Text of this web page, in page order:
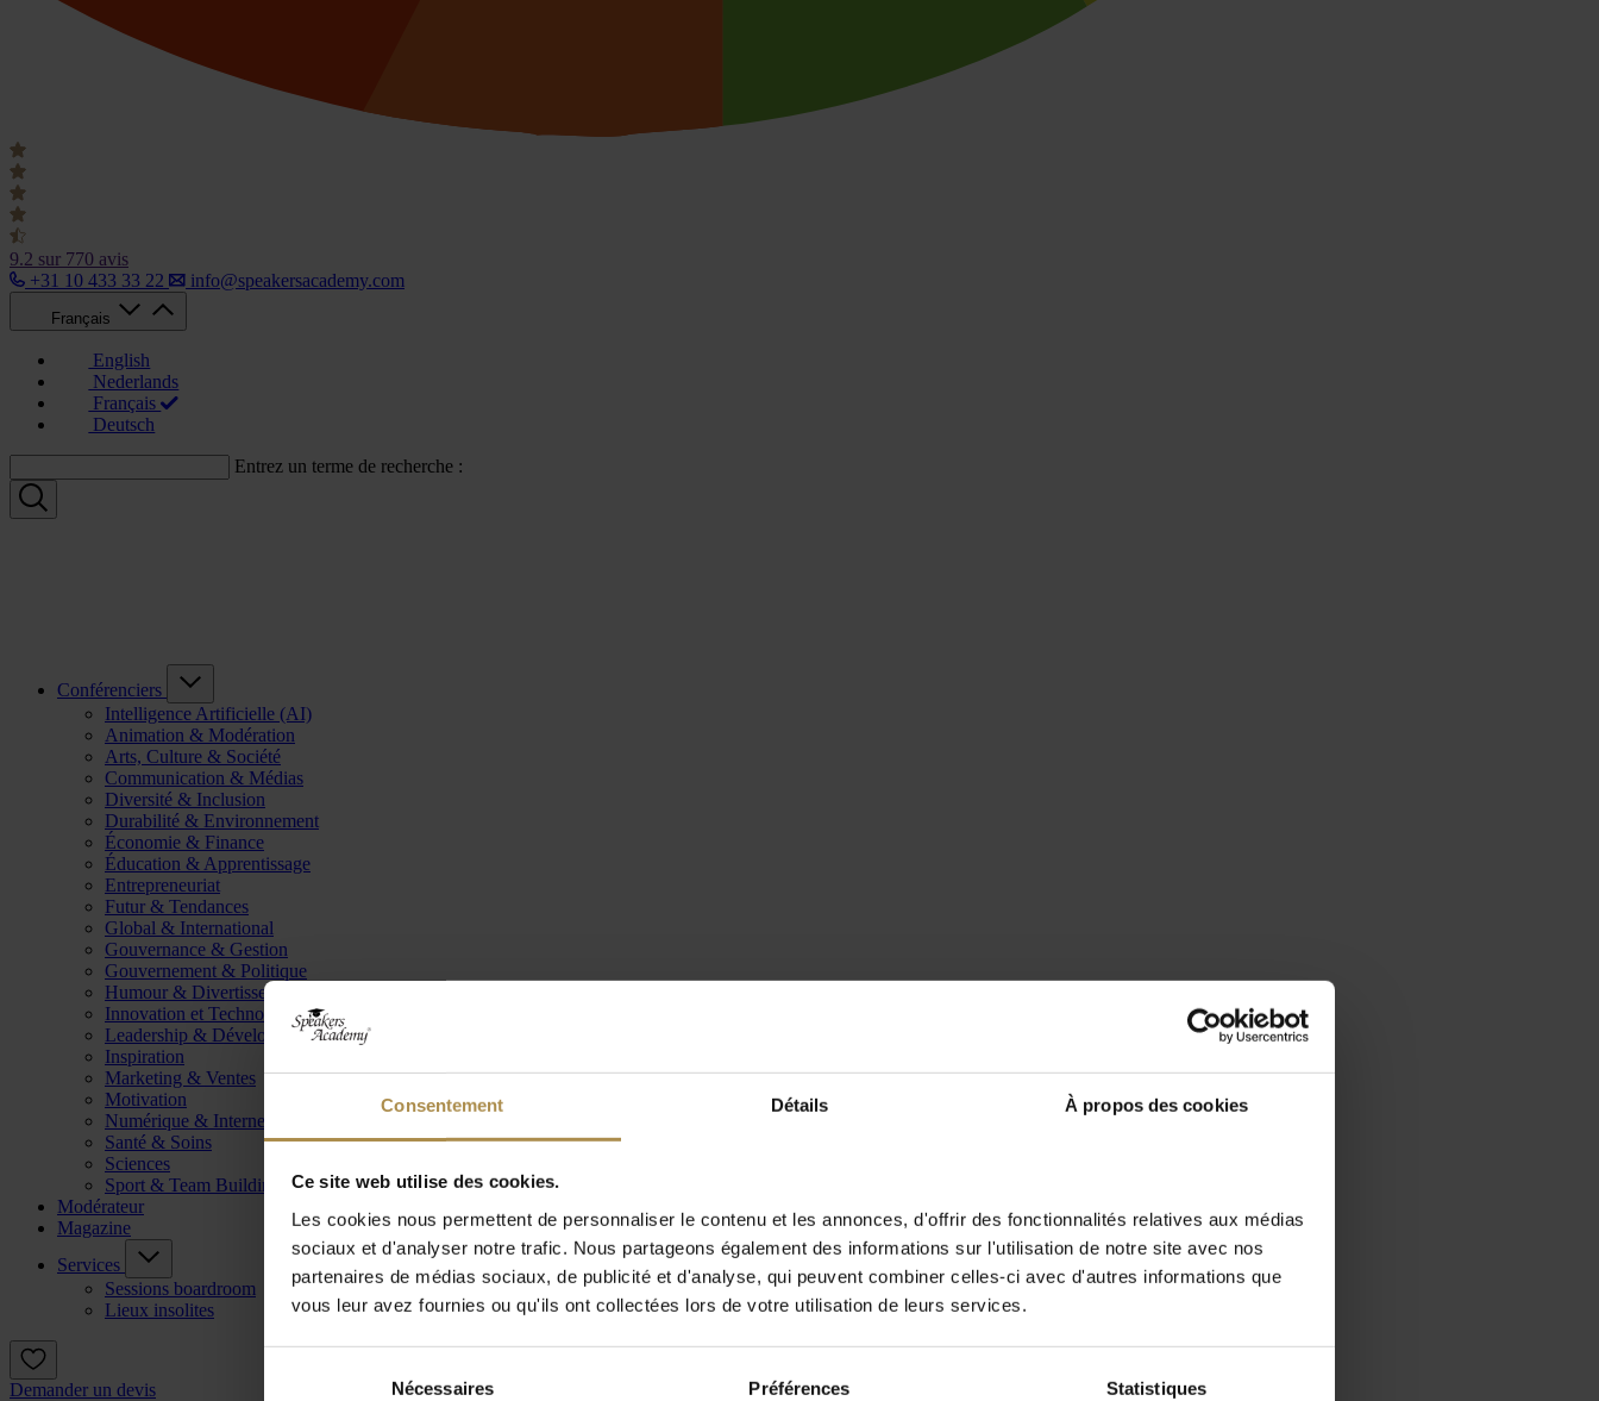
Consentement Détails À propos des cookies
Ce site web utilise des cookies.
Les cookies nous permettent de personnaliser le contenu et les annonces, d'offrir des fonctionnalités relatives aux médias
sociaux et d'analyser notre trafic. Nous partageons également des informations sur l'utilisation de notre site avec nos
partenaires de médias sociaux, de publicité et d'analyse, qui peuvent combiner celles-ci avec d'autres informations que
vous leur avez fournies ou qu'ils ont collectées lors de votre utilisation de leurs services.
Nécessaires Préférences Statistiques
9.2 sur 770 avis
+31 10 433 33 22
info@speakersacademy.com
Français
English
Nederlands
Français
Deutsch
Entrez un terme de recherche :
Conférenciers
Intelligence Artificielle (AI)
Animation & Modération
Arts, Culture & Société
Communication & Médias
Diversité & Inclusion
Durabilité & Environnement
Économie & Finance
Éducation & Apprentissage
Entrepreneuriat
Futur & Tendances
Global & International
Gouvernance & Gestion
Gouvernement & Politique
Humour & Divertissement
Innovation et Technologie
Leadership & Développement
Inspiration
Marketing & Ventes
Motivation
Numérique & Internet
Santé & Soins
Sciences
Sport & Team Building
Modérateur
Magazine
Services
Sessions boardroom
Lieux insolites
Demander un devis